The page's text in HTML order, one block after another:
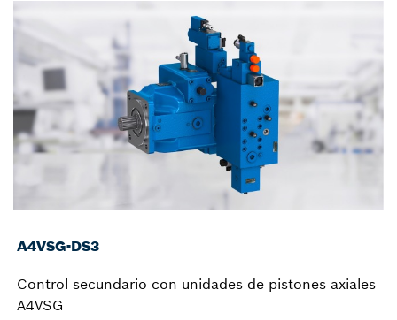
A4VSG-DS3
Control secundario con unidades de pistones axiales
A4VSG